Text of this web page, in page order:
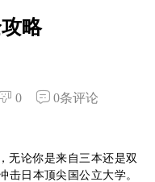
略
0
0条评论
无论你是来自三本还是双
击日本顶尖国公立大学。